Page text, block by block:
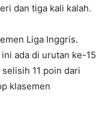
dan tiga kali kalah.
Liga Inggris.
ada di urutan ke-15
11 poin dari
klasemen